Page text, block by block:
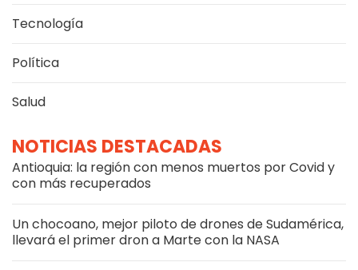
Tecnología
Política
Salud
NOTICIAS DESTACADAS
Antioquia: la región con menos muertos por Covid y
con más recuperados
Un chocoano, mejor piloto de drones de Sudamérica,
llevará el primer dron a Marte con la NASA